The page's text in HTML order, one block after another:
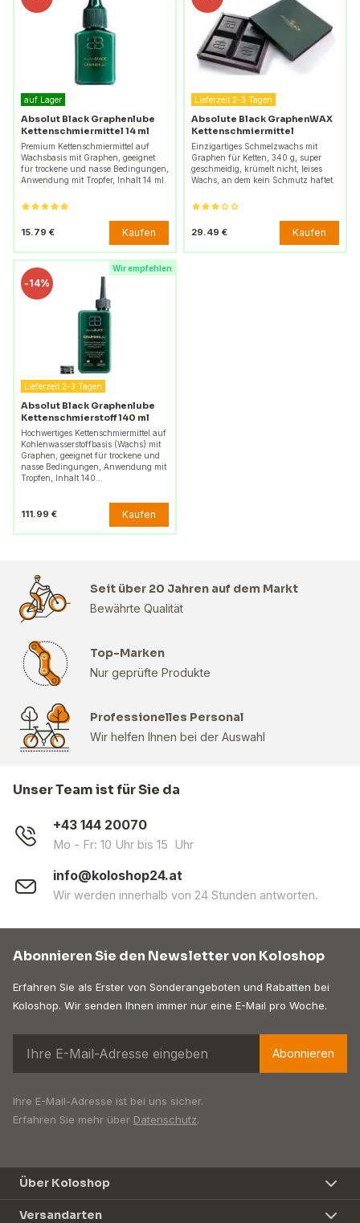
auf Lager
Absolut Black Graphenlube
Kettenschmiermittel 14 ml
Premium Kettenschmiermittel auf
Wachsbasis mit Graphen, geeignet
für trockene und nasse Bedingungen,
Anwendung mit Tropfer, Inhalt 14 ml.
15.79 € Kaufen
Lieferzeit 2-3 Tagen
Absolute Black GraphenWAX
Kettenschmiermittel
Einzigartiges Schmelzwachs mit
Graphen für Ketten, 340 g, super
geschmeidig, krümelt nicht, leises
Wachs, an dem kein Schmutz haftet.
29.49 € Kaufen
Wir empfehlen
-14%
Lieferzeit 2-3 Tagen
Absolut Black Graphenlube
Kettenschmierstoff 140 ml
Hochwertiges Kettenschmiermittel auf
Kohlenwasserstoffbasis (Wachs) mit
Graphen, geeignet für trockene und
nasse Bedingungen, Anwendung mit
Tropfen, Inhalt 140…
111.99 € Kaufen
Seit über 20 Jahren auf dem Markt
Bewährte Qualität
Top-Marken
Nur geprüfte Produkte
Professionelles Personal
Wir helfen Ihnen bei der Auswahl
Unser Team ist für Sie da
+43 144 20070
Mo - Fr: 10 Uhr bis 15 Uhr
info@koloshop24.at
Wir werden innerhalb von 24 Stunden antworten.
Abonnieren Sie den Newsletter von Koloshop
Erfahren Sie als Erster von Sonderangeboten und Rabatten bei
Koloshop. Wir senden Ihnen immer nur eine E-Mail pro Woche.
Abonnieren
Ihre E-Mail-Adresse ist bei uns sicher.
Erfahren Sie mehr über Datenschutz.
Über Koloshop
Versandarten